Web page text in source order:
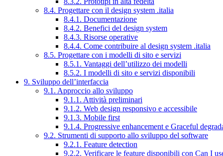
8.4. Progettare con il design system .italia
8.4.1. Documentazione
8.4.2. Benefici del design system
8.4.3. Risorse operative
8.4.4. Come contribuire al design system .italia
8.5. Progettare con i modelli di sito e servizi
8.5.1. Vantaggi dell’utilizzo dei modelli
8.5.2. I modelli di sito e servizi disponibili
9. Sviluppo dell’interfaccia
9.1. Approccio allo sviluppo
9.1.1. Attività preliminari
9.1.2. Web design responsivo e accessibile
9.1.3. Mobile first
9.1.4. Progressive enhancement e Graceful
9.2. Strumenti di supporto allo sviluppo del software
9.2.1. Feature detection
9.2.2. Verificare le feature disponibili con Can I